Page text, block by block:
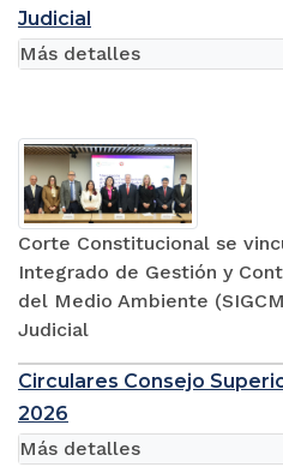
Judicial
Corte Constitucional se
Integrado de Gestión y
del Medio Ambiente
Judicial
Más detalles
Circulares Consejo
2026
Más detalles